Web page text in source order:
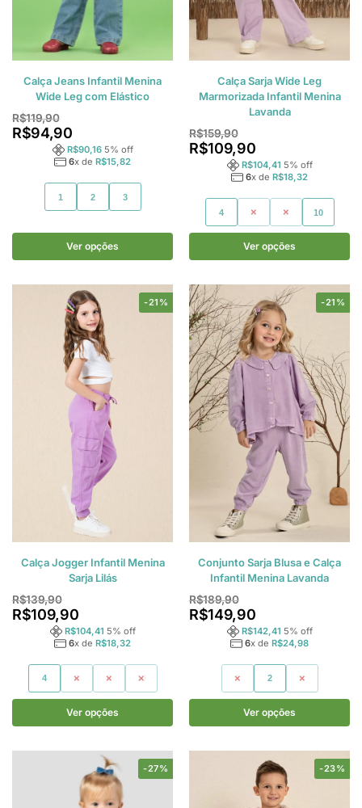
Calça Jeans Infantil Menina
Wide Leg com Elástico
R$119,90
R$94,90
R$90,16 5% off
6x de R$15,82
1 2 3
Ver opções
Calça Sarja Wide Leg
Marmorizada Infantil Menina
Lavanda
R$159,90
R$109,90
R$104,41 5% off
6x de R$18,32
4 6 8 10
Ver opções
-21%
Calça Jogger Infantil Menina
Sarja Lilás
R$139,90
R$109,90
R$104,41 5% off
6x de R$18,32
4 6 8 10
Ver opções
-21%
Conjunto Sarja Blusa e Calça
Infantil Menina Lavanda
R$189,90
R$149,90
R$142,41 5% off
6x de R$24,98
1 2 3
Ver opções
-27% -23%